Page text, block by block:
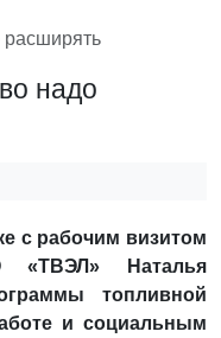
расширять
надо
с рабочим визитом
«ТВЭЛ» Наталья
топливной
и социальным